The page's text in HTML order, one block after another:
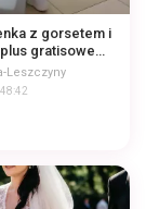
z gorsetem i
gratisowe
Leszczyny